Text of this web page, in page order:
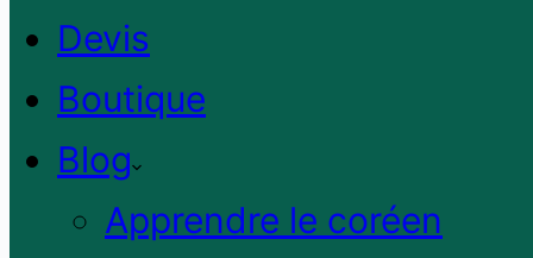
Devis
Boutique
Blog
Apprendre le coréen